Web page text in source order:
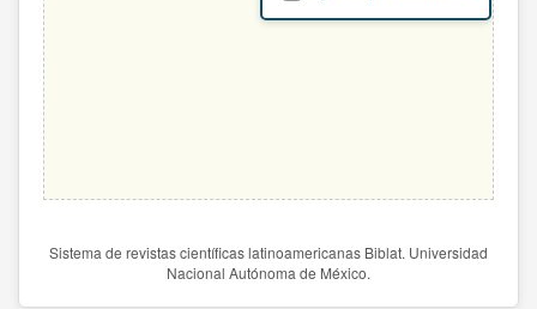
Sistema de revistas científicas latinoamericanas Biblat. Universidad
Nacional Autónoma de México.